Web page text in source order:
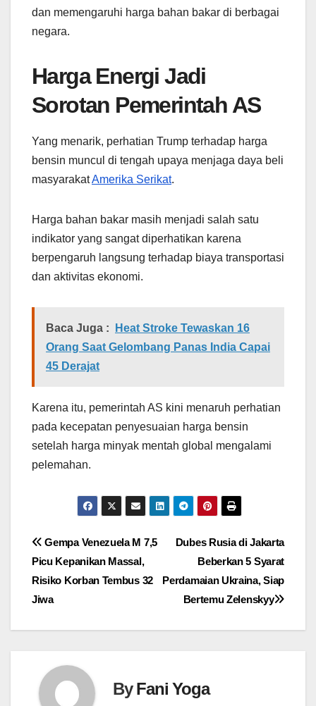
dan memengaruhi harga bahan bakar di berbagai
negara.
Harga Energi Jadi
Sorotan Pemerintah AS
Yang menarik, perhatian Trump terhadap harga
bensin muncul di tengah upaya menjaga daya beli
masyarakatAmerika Serikat.
Harga bahan bakar masih menjadi salah satu
indikator yang sangat diperhatikan karena
berpengaruh langsung terhadap biaya transportasi
dan aktivitas ekonomi.
Baca Juga :
Heat Stroke Tewaskan 16
Orang Saat Gelombang Panas India Capai
45 Derajat
Karena itu, pemerintah AS kini menaruh perhatian
pada kecepatan penyesuaian harga bensin
setelah harga minyak mentah global mengalami
pelemahan.
Navigasi
pos
Dubes Rusia di Jakarta
Beberkan 5 Syarat
Perdamaian Ukraina, Siap
Bertemu Zelenskyy
Gempa Venezuela M 7,5
Picu Kepanikan Massal,
Risiko Korban Tembus 32
Jiwa
ByFani Yoga